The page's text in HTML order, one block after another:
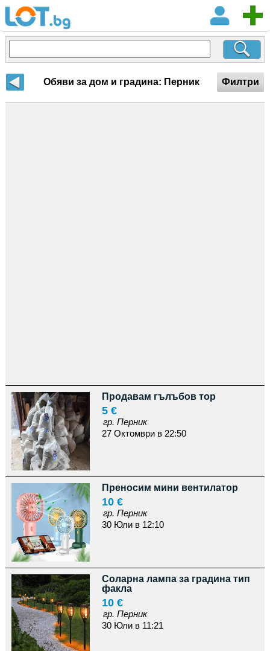
Обяви за дом и градина: Перник Филтри
Продавам гълъбов тор
5 €
гр. Перник
27 Октомври в 22:50
Преносим мини вентилатор
10 €
гр. Перник
30 Юли в 12:10
Соларна лампа за градина тип
факла
10 €
гр. Перник
30 Юли в 11:21